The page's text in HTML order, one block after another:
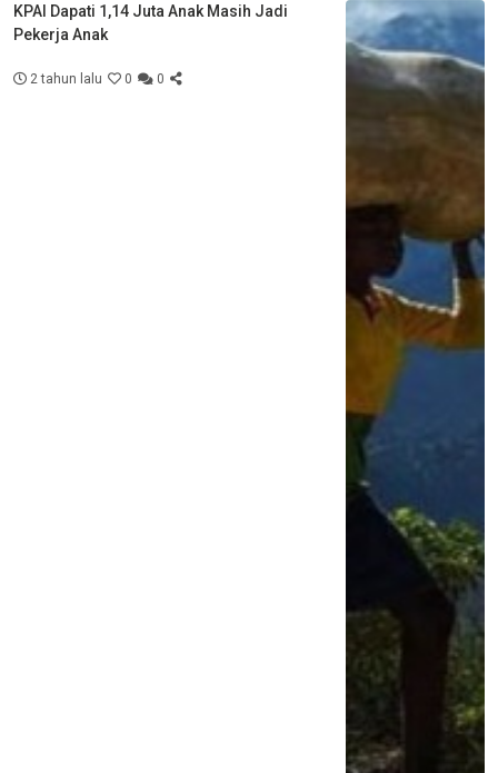
KPAI Dapati 1,14 Juta Anak Masih Jadi
Pekerja Anak
2 tahun lalu 0 0